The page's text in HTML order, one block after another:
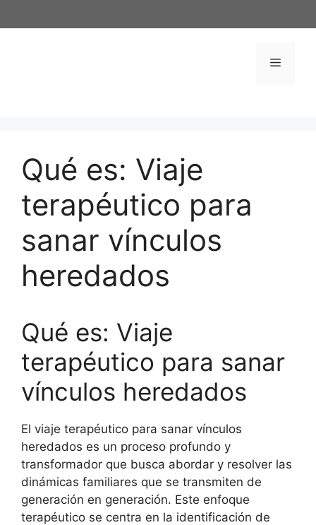
al
Menú
Qué es: Viaje
terapéutico para
sanar vínculos
heredados
Qué es: Viaje
terapéutico para sanar
vínculos heredados
El viaje terapéutico para sanar vínculos
heredados es un proceso profundo y
transformador que busca abordar y resolver las
dinámicas familiares que se transmiten de
generación en generación. Este enfoque
terapéutico se centra en la identificación de